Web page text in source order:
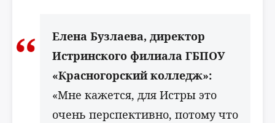
Елена Бузлаева, директор
Истринского филиала ГБПОУ
«Красногорский колледж»:
«Мне кажется, для Истры это
очень перспективно, потому что